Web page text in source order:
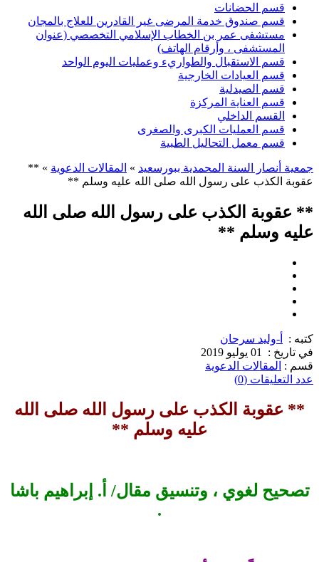
قسم الحضانات
قسم صندوق خدمة المرضى غير القادرين للعلاج بالمجان
مستشفى عمر بن الخطاب الإسلامي التخصصي (عنوان
المستشفى ، وأرقام الهاتف)
قسم الاستقبال والطواريء وعمليات اليوم الواحد
قسم العيادات الخارجية
قسم الصيدلية
قسم العناية المركزة
القسم الداخلي
قسم العمليات الكبرى والصغرى
قسم معمل التحاليل الطبية
جمعية أنصار السنة المحمدية ببورسعيد » المقالات الدعوية » **
عقوبة الكذب على رسول الله صلى الله عليه وسلم **
** عقوبة الكذب على رسول الله صلى الله
عليه وسلم **
كتبه :
أ-وليد سرحان
في تاريخ :
01 يوليو 2019
قسم : المقالات الدعوية
عدد التعليقات (0)
** عقوبة الكذب على رسول الله صلى الله
عليه وسلم **
تصحيح لغوي ، وتنسيق مقال/ أ. إبراهيم باشا
.